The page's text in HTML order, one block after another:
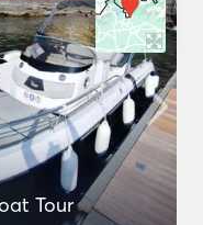
Tour